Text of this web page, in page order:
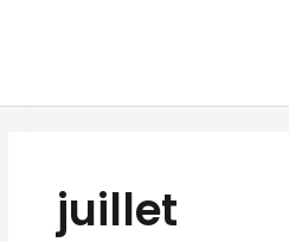
juillet